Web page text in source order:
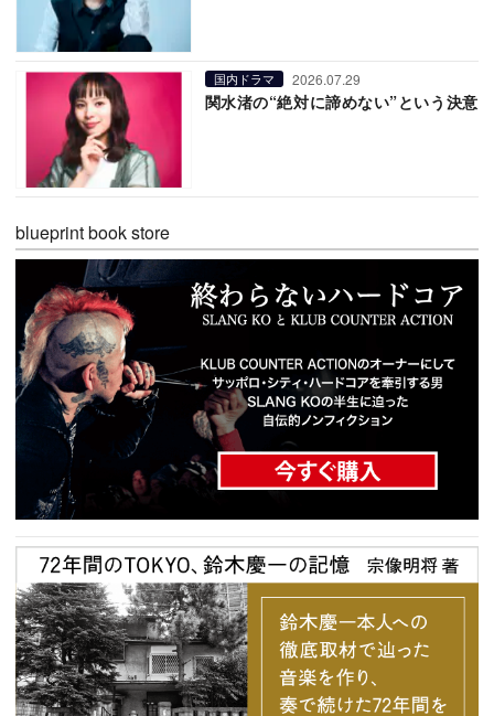
国内ドラマ 2026.07.29
関水渚の“絶対に諦めない”という決意
blueprint book store